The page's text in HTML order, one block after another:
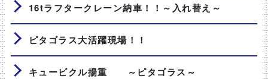
16tラフタークレーン納車！！～入れ替え～
ピタゴラス大活躍現場！！
キュービクル揚重 ～ピタゴラス～